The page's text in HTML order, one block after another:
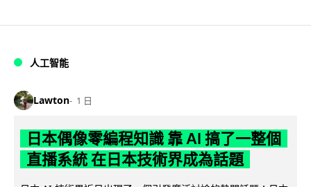
人工智能
Lawton 1 日
日本偶像零編程知識 靠 AI 搞了一整個
直播系統 在日本技術界成為話題